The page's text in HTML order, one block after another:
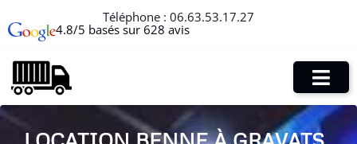
Téléphone : 06.63.53.17.27
4.8/5 basés sur 628 avis